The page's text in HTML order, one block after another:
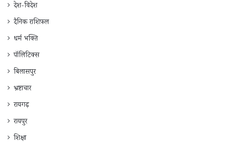
देश-विदेश
दैनिक राशिफ़ल
धर्म भक्ति
पॉलिटिक्स
बिलासपुर
भ्रष्टाचार
रायगढ़
रायपुर
शिक्षा